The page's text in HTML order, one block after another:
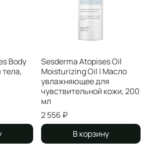
Body
Sesderma Atopises Oil
Moisturizing Oil | Масло
увлажняющее для
чувствительной кожи, 200
мл
2 556 ₽
В корзину